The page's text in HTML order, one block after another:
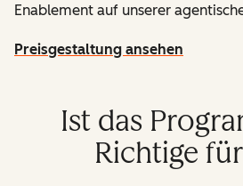
Enablement auf unserer
Preisgestaltung ansehen
Ist das
Richtige